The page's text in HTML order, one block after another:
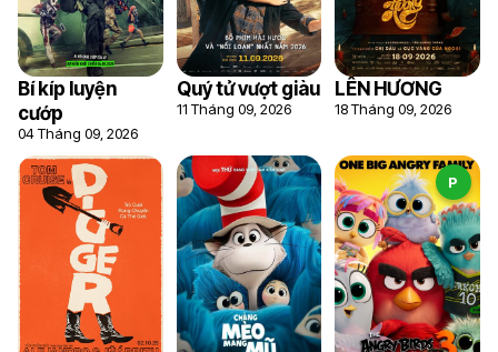
Bí kíp luyện
cướp
04 Tháng 09, 2026
Quý tử vượt giàu
11 Tháng 09, 2026
LÊN HƯƠNG
18 Tháng 09, 2026
P